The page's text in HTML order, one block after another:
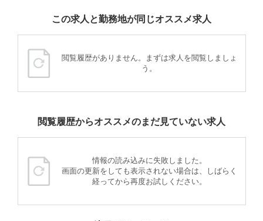
この求人と勤務地が同じオススメ求人
閲覧履歴がありません。まずは求人を閲覧しましょ
う。
閲覧履歴からオススメのまだ見ていない求人
情報の読み込みに失敗しました。
画面の更新をしても表示されない場合は、しばらく
経ってから再度お試しください。